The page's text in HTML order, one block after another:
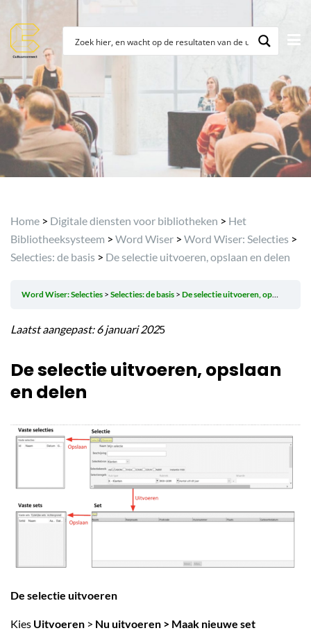
Archief
Home > Digitale diensten voor bibliotheken > Het
Bibliotheeksysteem > Word Wiser > Word Wiser: Selecties >
Selecties: de basis > De selectie uitvoeren, opslaan en delen
Word Wiser: Selecties Selecties: de basis De selectie uitvoeren, opslaan en delen
Laatst aangepast: 6 januari 2025
De selectie uitvoeren, opslaan
en delen
De selectie uitvoeren
Kies Uitvoeren > Nu uitvoeren > Maak nieuwe set